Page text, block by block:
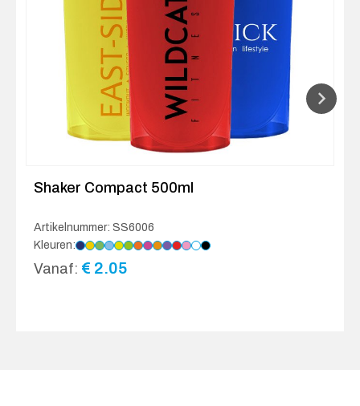
Shaker Compact 500ml
Artikelnummer: SS6006
Kleuren:
Vanaf: € 2.05